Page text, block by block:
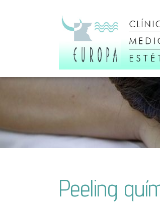
Peeling